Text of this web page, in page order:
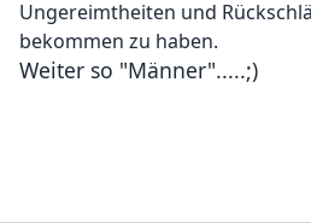
Ungereimtheiten und
bekommen zu haben.
Weiter so "Männer".....;)